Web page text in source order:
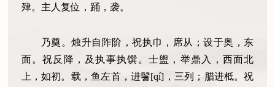
肂。主人复位，踊，袭。
乃奠。烛升自阼阶，祝执巾，席从；设于奥，东
面。祝反降，及执事执馔。士盥，举鼎入，西面北
上，如初。载，鱼左首，进鬐[qí]，三列；腊进柢。祝